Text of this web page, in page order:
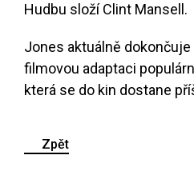
Hudbu složí Clint Mansell.
Jones aktuálně
filmovou adaptaci
která se do kin dostane
Zpět